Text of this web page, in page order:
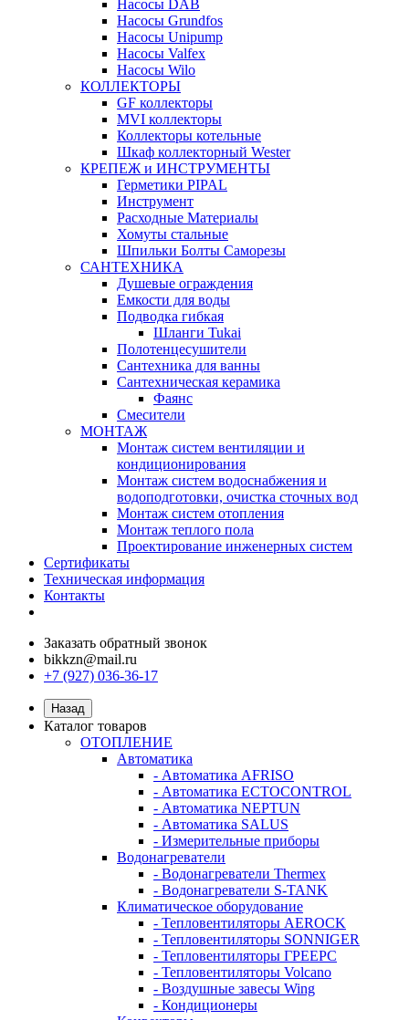
Насосы DAB
Насосы Grundfos
Насосы Unipump
Насосы Valfex
Насосы Wilo
КОЛЛЕКТОРЫ
GF коллекторы
MVI коллекторы
Коллекторы котельные
Шкаф коллекторный Wester
КРЕПЕЖ и ИНСТРУМЕНТЫ
Герметики PIPAL
Инструмент
Расходные Материалы
Хомуты стальные
Шпильки Болты Саморезы
САНТЕХНИКА
Душевые ограждения
Емкости для воды
Подводка гибкая
Шланги Tukai
Полотенцесушители
Сантехника для ванны
Сантехническая керамика
Фаянс
Смесители
МОНТАЖ
Монтаж систем вентиляции и
кондиционирования
Монтаж систем водоснабжения и
водоподготовки, очистка сточных вод
Монтаж систем отопления
Монтаж теплого пола
Проектирование инженерных систем
Сертификаты
Техническая информация
Контакты
Заказать обратный звонок
bikkzn@mail.ru
+7 (927) 036-36-17
Назад
Каталог товаров
ОТОПЛЕНИЕ
Автоматика
- Автоматика AFRISO
- Автоматика ECTOCONTROL
- Автоматика NEPTUN
- Автоматика SALUS
- Измерительные приборы
Водонагреватели
- Водонагреватели Thermex
- Водонагреватели S-TANK
Климатическое оборудование
- Тепловентиляторы AEROCK
- Тепловентиляторы SONNIGER
- Тепловентиляторы ГРЕЕРС
- Тепловентиляторы Volcano
- Воздушные завесы Wing
- Кондиционеры